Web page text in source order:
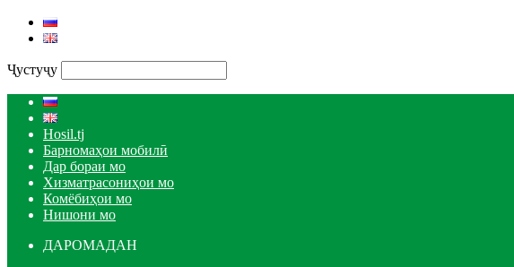
Ҷустуҷу
Hosil.tj
Барномаҳои мобилӣ
Дар бораи мо
Хизматрасониҳои мо
Комёбиҳои мо
Нишони мо
ДАРОМАДАН